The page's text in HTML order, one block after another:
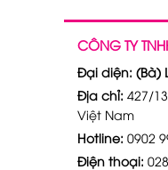
CÔNG TY
Đại diện: (Bà)
Địa chỉ: 427/
Việt Nam
Hotline: 0902
Điện thoại: